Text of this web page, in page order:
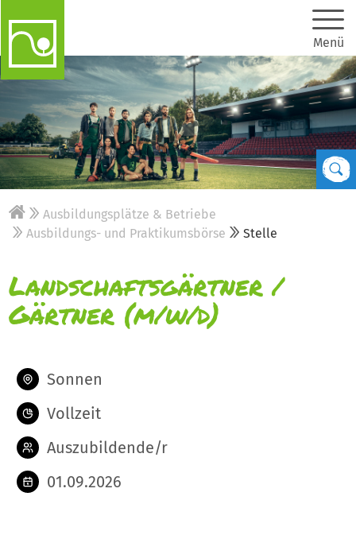
Menü
Ausbildungsplätze & Betriebe
Ausbildungs- und Praktikumsbörse
Stelle
Landschaftsgärtner /
Gärtner (m/w/d)
Sonnen
Vollzeit
Auszubildende/r
01.09.2026